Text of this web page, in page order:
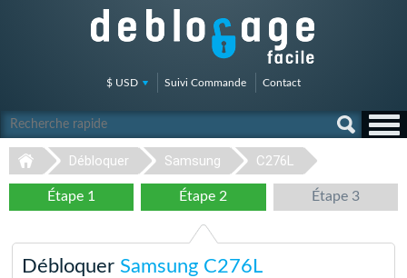
$ USD Suivi Commande Contact
Débloquer Samsung C276L
Étape 1 Étape 2 Étape 3
Débloquer Samsung C276L